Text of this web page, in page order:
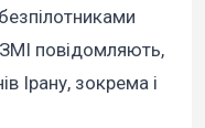
ЗМІ повідомляють,
Ірану, зокрема і